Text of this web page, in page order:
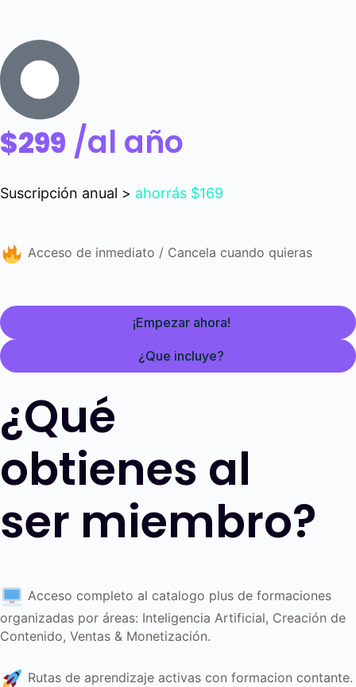
$299 /al año
Suscripción anual > ahorrás $169
Acceso de inmediato / Cancela cuando quieras
¡Empezar ahora!
¿Que incluye?
¿Qué
obtienes al
ser miembro?
Acceso completo al catalogo plus de formaciones
organizadas por áreas: Inteligencia Artificial, Creación de
Contenido, Ventas & Monetización.
Rutas de aprendizaje activas con formacion contante.